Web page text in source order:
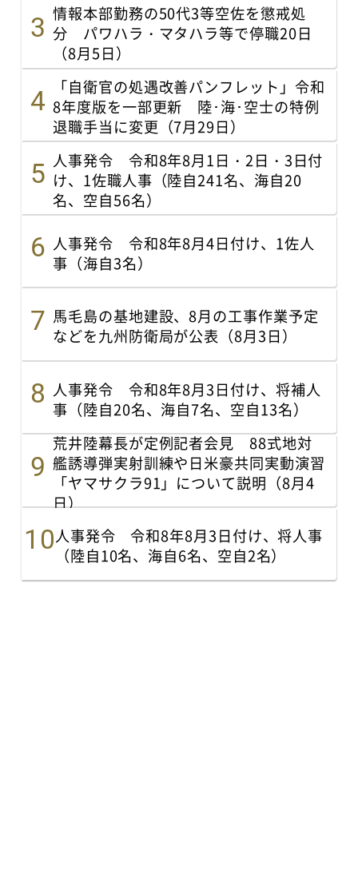
情報本部勤務の50代3等空佐を懲戒処
分 パワハラ・マタハラ等で停職20日
（8月5日）
「自衛官の処遇改善パンフレット」令和
8年度版を一部更新 陸･海･空士の特例
退職手当に変更（7月29日）
人事発令 令和8年8月1日・2日・3日付
け、1佐職人事（陸自241名、海自20
名、空自56名）
人事発令 令和8年8月4日付け、1佐人
事（海自3名）
馬毛島の基地建設、8月の工事作業予定
などを九州防衛局が公表（8月3日）
人事発令 令和8年8月3日付け、将補人
事（陸自20名、海自7名、空自13名）
荒井陸幕長が定例記者会見 88式地対
艦誘導弾実射訓練や日米豪共同実動演習
「ヤマサクラ91」について説明（8月4
日）
人事発令 令和8年8月3日付け、将人事
（陸自10名、海自6名、空自2名）